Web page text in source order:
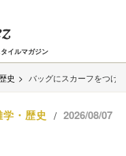
イルマガジン
史 バッグにスカーフをつけ
学・歴史 / 2026/08/07